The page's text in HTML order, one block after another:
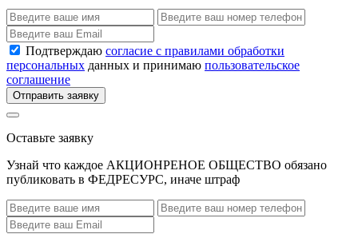
Подтверждаю согласие с правилами обработки
персональных данных и принимаю пользовательское
соглашение
Отправить заявку
Оставьте заявку
Узнай что каждое АКЦИОНРЕНОЕ ОБЩЕСТВО обязано
публиковать в ФЕДРЕСУРС, иначе штраф